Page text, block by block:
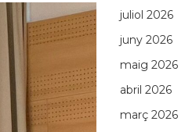
juliol 2026
juny 2026
maig 2026
abril 2026
març 2026